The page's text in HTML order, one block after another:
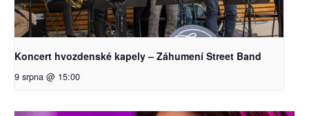
Koncert hvozdenské kapely – Záhumení Street Band
9 srpna @ 15:00